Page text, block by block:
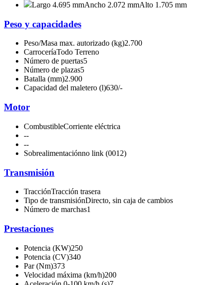
Largo 4.695 mmAncho 2.072 mmAlto 1.705 mm
Peso y capacidades
Peso/Masa max. autorizado (kg)2.700
CarroceríaTodo Terreno
Número de puertas5
Número de plazas5
Batalla (mm)2.900
Capacidad del maletero (l)630/-
Motor
CombustibleCorriente eléctrica
--
--
Sobrealimentaciónno link (0012)
Transmisión
TracciónTracción trasera
Tipo de transmisiónDirecto, sin caja de cambios
Número de marchas1
Prestaciones
Potencia (KW)250
Potencia (CV)340
Par (Nm)373
Velocidad máxima (km/h)200